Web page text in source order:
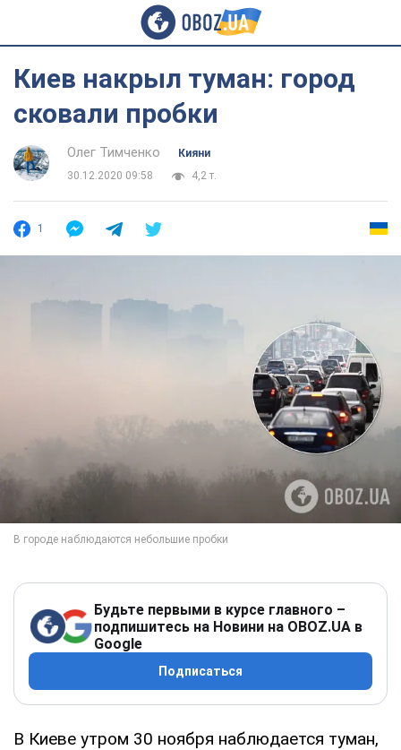
Киев накрыл туман: город
сковали пробки
Олег Тимченко
Кияни
30.12.2020 09:58
4,2 т.
1
Будьте первыми в курсе главного –
подпишитесь на Новини на OBOZ.UA в
Google
Подписаться
В Киеве утром 30 ноября наблюдается туман,